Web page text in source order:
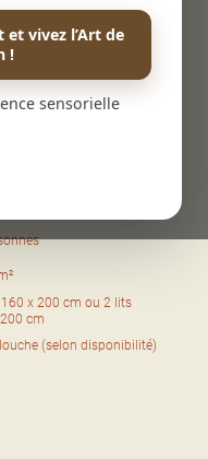
et vivez l’Art de
!
sensorielle
en chêne,
la chambre Classique
générations
d’une chambre
160 x 200 cm ou 2 lits
cm
(selon disponibilité)